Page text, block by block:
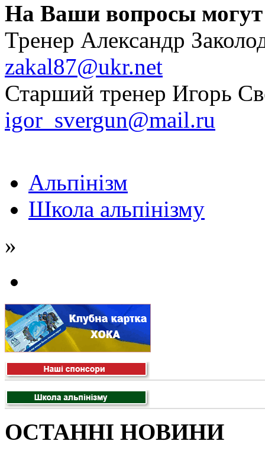
На Ваши вопросы могут
Тренер Александр
zakal87@ukr.net
Старший тренер Игорь
igor_svergun@mail.ru
Альпінізм
Школа альпінізму
»
ОСТАННІ НОВИНИ